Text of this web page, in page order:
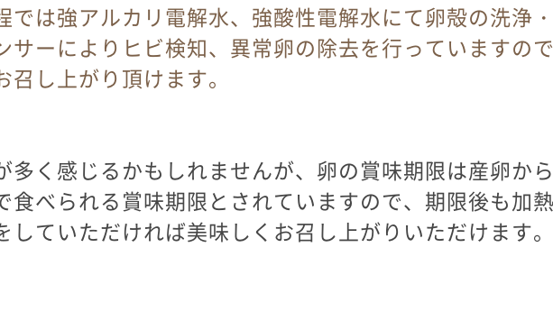
では強アルカリ電解水、強酸性電解水にて卵殻の洗浄
サーによりヒビ検知、異常卵の除去を行っていますの
召し上がり頂けます。
多く感じるかもしれませんが、卵の賞味期限は産卵か
食べられる賞味期限とされていますので、期限後も加
していただければ美味しくお召し上がりいただけます。